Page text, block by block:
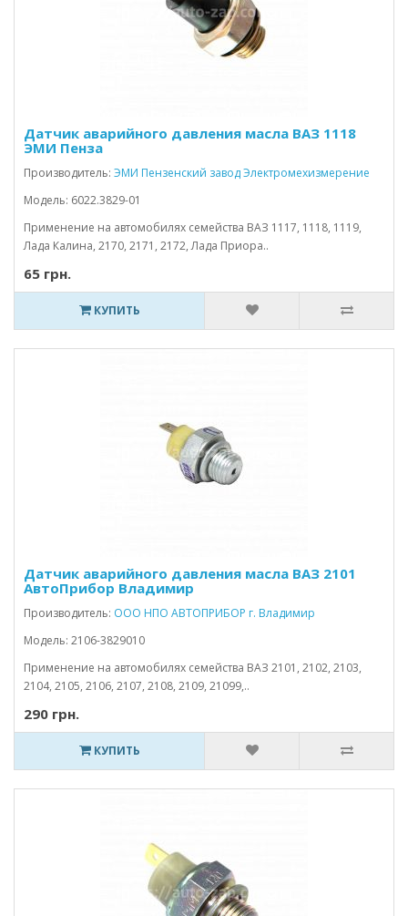
Датчик аварийного давления масла ВАЗ 1118
ЭМИ Пенза
Производитель: ЭМИ Пензенский завод Электромехизмерение
Модель: 6022.3829-01
Применение на автомобилях семейства ВАЗ 1117, 1118, 1119,
Лада Калина, 2170, 2171, 2172, Лада Приора..
65 грн.
КУПИТЬ
Датчик аварийного давления масла ВАЗ 2101
АвтоПрибор Владимир
Производитель: ООО НПО АВТОПРИБОР г. Владимир
Модель: 2106-3829010
Применение на автомобилях семейства ВАЗ 2101, 2102, 2103,
2104, 2105, 2106, 2107, 2108, 2109, 21099,..
290 грн.
КУПИТЬ